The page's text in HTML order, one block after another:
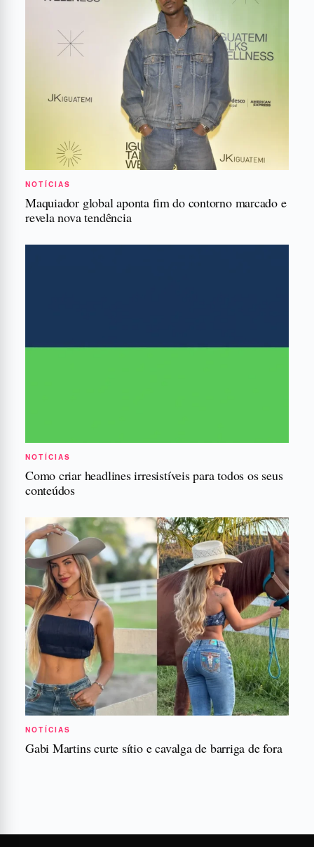
NOTÍCIAS
Maquiador global aponta fim do contorno marcado e
revela nova tendência
NOTÍCIAS
Como criar headlines irresistíveis para todos os seus
conteúdos
NOTÍCIAS
Gabi Martins curte sítio e cavalga de barriga de fora